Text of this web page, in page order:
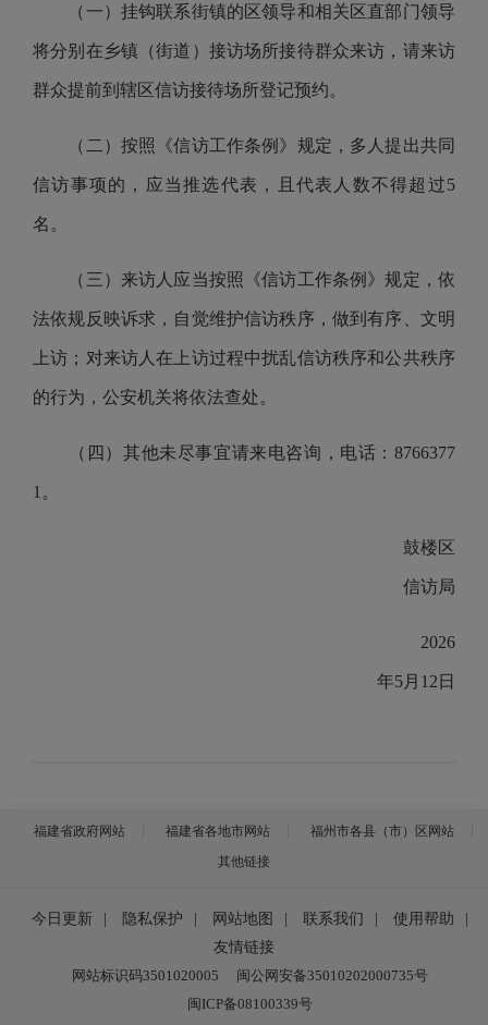
（一）挂钩联系街镇的区领导和相关区直部门领导
将分别在乡镇（街道）接访场所接待群众来访，请来访
群众提前到辖区信访接待场所登记预约。
（二）按照《信访工作条例》规定，多人提出共同
信访事项的，应当推选代表，且代表人数不得超过5
名。
（三）来访人应当按照《信访工作条例》规定，依
法依规反映诉求，自觉维护信访秩序，做到有序、文明
上访；对来访人在上访过程中扰乱信访秩序和公共秩序
的行为，公安机关将依法查处。
（四）其他未尽事宜请来电咨询，电话： 8766377
1。
鼓楼区
信访局
2026
年5月12 日
福建省政府网站 福建省各地市网站
福州市各县（市）区网站
其他链接
今日更新 隐私保护 网站地图 联系我们 使用帮助
友情链接
网站标识码3501020005
闽公网安备35010202000735号
闽ICP备08100339号